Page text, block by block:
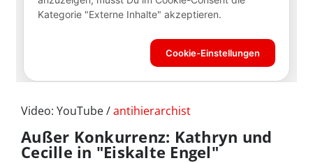
Video: YouTube /antihierarchist
Außer Konkurrenz: Kathryn und
Cecille in "Eiskalte Engel"